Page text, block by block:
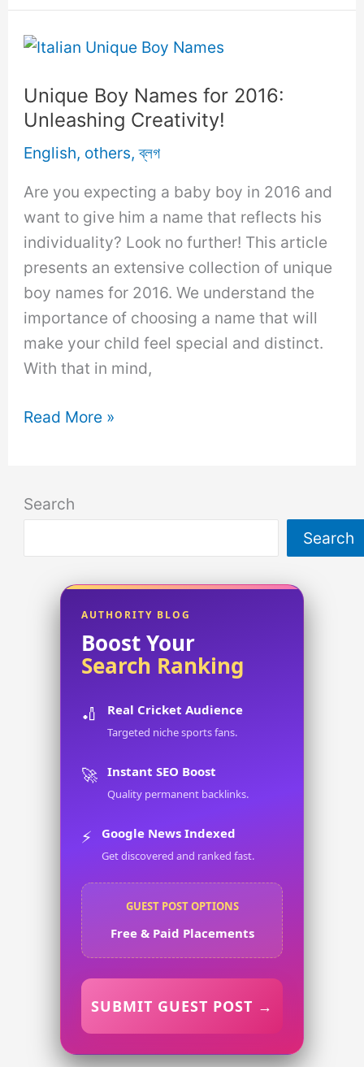
Names
Starting
H:
Find
Perfect
Name
for
Your
Little
Prince!
Unique Boy Names for 2016:
Unleashing Creativity!
English, others,ব্লগ
Are you expecting a baby boy in 2016 and
want to give him a name that reflects his
individuality? Look no further! This article
presents an extensive collection of unique
boy names for 2016. We understand the
importance of choosing a name that will
make your child feel special and distinct.
With that in mind,
Unique
2016:
Read More »
Search
Search
AUTHORITY BLOG
Boost Your
Search Ranking
🏏 Real Cricket Audience
Targeted niche sports fans.
🚀 Instant SEO Boost
Quality permanent backlinks.
⚡ Google News Indexed
Get discovered and ranked fast.
GUEST POST OPTIONS
Free & Paid Placements
SUBMIT GUEST POST →